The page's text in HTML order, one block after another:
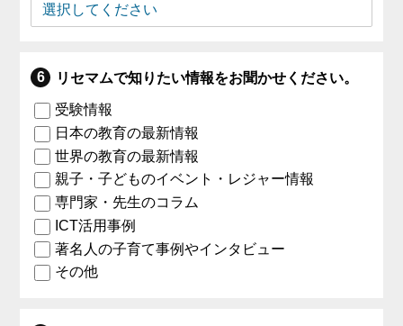
リセマムで知りたい情報をお聞かせください。
受験情報
日本の教育の最新情報
世界の教育の最新情報
親子・子どものイベント・レジャー情報
専門家・先生のコラム
ICT活用事例
著名人の子育て事例やインタビュー
その他